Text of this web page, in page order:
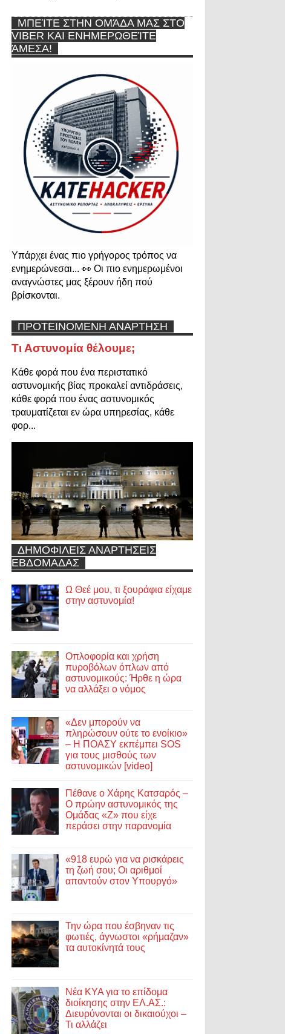
ΜΠΕΊΤΕ ΣΤΗΝ ΟΜΆΔΑ ΜΑΣ ΣΤΟ
VIBER ΚΑΙ ΕΝΗΜΕΡΩΘΕΊΤΕ
ΆΜΕΣΑ!
Υπάρχει ένας πιο γρήγορος τρόπος να
ενημερώνεσαι... 👀 Οι πιο ενημερωμένοι
αναγνώστες μας ξέρουν ήδη πού
βρίσκονται.
ΠΡΟΤΕΙΝΟΜΕΝΗ ΑΝΑΡΤΗΣΗ
Τι Αστυνομία θέλουμε;
Κάθε φορά που ένα περιστατικό
αστυνομικής βίας προκαλεί αντιδράσεις,
κάθε φορά που ένας αστυνομικός
τραυματίζεται εν ώρα υπηρεσίας, κάθε
φορ...
ΔΗΜΟΦΙΛΕΙΣ ΑΝΑΡΤΗΣΕΙΣ
ΕΒΔΟΜΑΔΑΣ
Ω Θεέ μου, τι ξουράφια είχαμε
στην αστυνομία!
Οπλοφορία και χρήση
πυροβόλων όπλων από
αστυνομικούς: Ήρθε η ώρα
να αλλάξει ο νόμος
«Δεν μπορούν να
πληρώσουν ούτε το ενοίκιο»
– Η ΠΟΑΣΥ εκπέμπει SOS
για τους μισθούς των
αστυνομικών [video]
Πέθανε ο Χάρης Κατσαρός –
Ο πρώην αστυνομικός της
Ομάδας «Ζ» που είχε
περάσει στην παρανομία
«918 ευρώ για να ρισκάρεις
τη ζωή σου; Οι αριθμοί
απαντούν στον Υπουργό»
Την ώρα που έσβηναν τις
φωτιές, άγνωστοι «ρήμαζαν»
τα αυτοκίνητά τους
Νέα ΚΥΑ για το επίδομα
διοίκησης στην ΕΛ.ΑΣ.:
Διευρύνονται οι δικαιούχοι –
Τι αλλάζει